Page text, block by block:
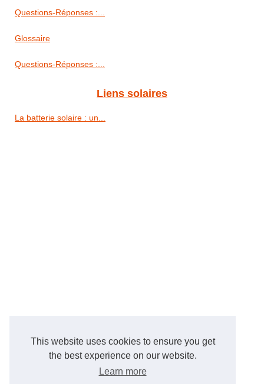
This website uses cookies to ensure you get
the best experience on our website.
Learn more
Questions-Réponses :...
Glossaire
Questions-Réponses :...
Liens solaires
La batterie solaire : un...